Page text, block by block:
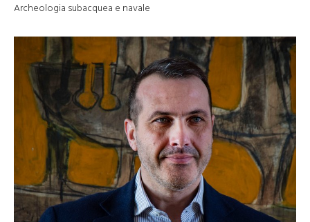
Archeologia subacquea e navale